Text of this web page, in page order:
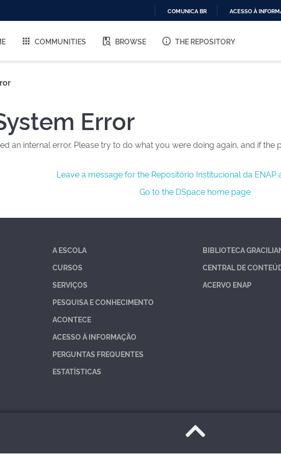
O
COMUNICA BR ACESSO À
COMMUNITIES BROWSE THE REPOSITORY
Error
an internal error. Please try to do what you were doing again, and if
Leave a message for the Repositório Institucional da ENAP
Go to the DSpace home page
A ESCOLA
CURSOS
SERVIÇOS
PESQUISA E CONHECIMENTO
ACONTECE
ACESSO À INFORMAÇÃO
PERGUNTAS FREQUENTES
ESTATÍSTICAS
BIBLIOTECA
CENTRAL DE
ACERVO ENAP